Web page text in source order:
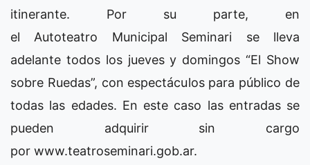
itinerante. Por su parte, en
el Autoteatro Municipal Seminari se lleva
adelante todos los jueves y domingos “El Show
sobre Ruedas”, con espectáculos para público de
todas las edades. En este caso las entradas se
pueden adquirir sin cargo
por www.teatroseminari.gob.ar.